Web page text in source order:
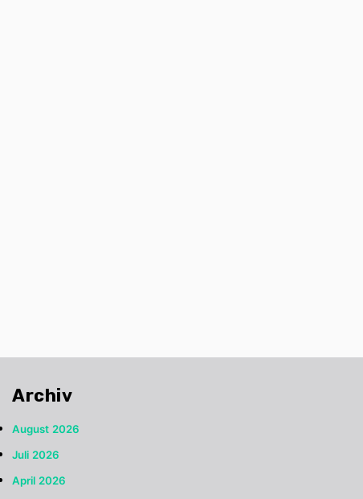
Archiv
August 2026
Juli 2026
April 2026